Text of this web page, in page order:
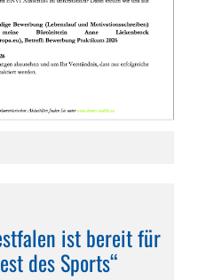
ist bereit für
des Sports“